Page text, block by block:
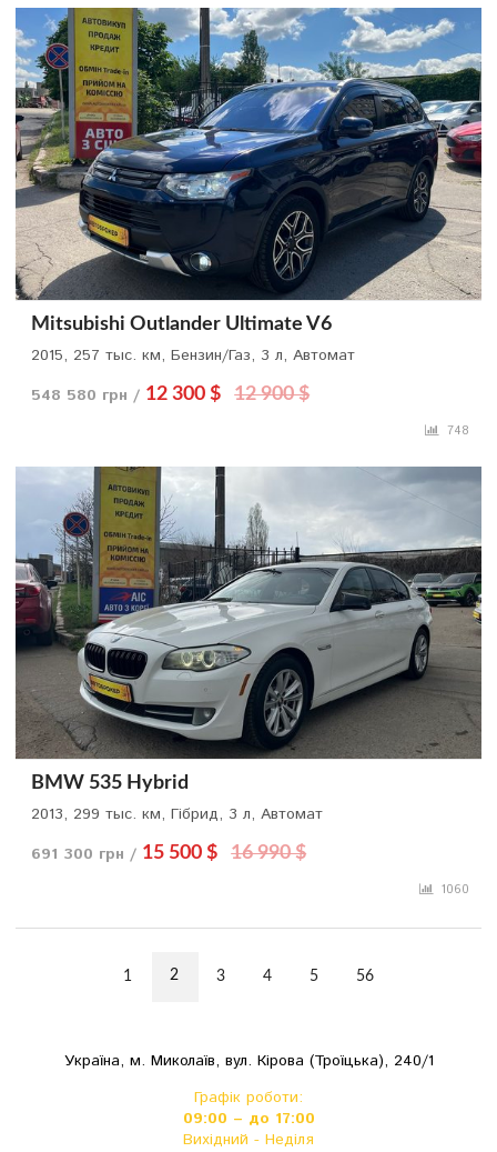
Mitsubishi Outlander Ultimate V6
2015, 257 тыс. км, Бензин/Газ, 3 л, Автомат
548 580 грн / 12 300 $ 12 900 $
748
BMW 535 Hybrid
2013, 299 тыс. км, Гібрид, 3 л, Автомат
691 300 грн / 15 500 $ 16 990 $
1060
1 2 3 4 5 56
Українa, м. Миколаїв, вул. Кірова (Троїцька), 240/1
Графік роботи:
09:00 – до 17:00
Вихідний - Неділя